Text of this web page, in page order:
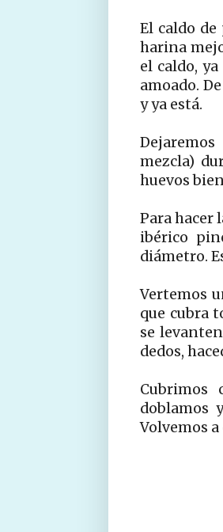
El caldo
harina
el caldo,
amoado.
y ya está.
mezcla)
huevos
Para hacer
ibérico
diámetro.
Vertemos
que cubra
se
dedos,
Cubrimos
doblamos
Volvemos